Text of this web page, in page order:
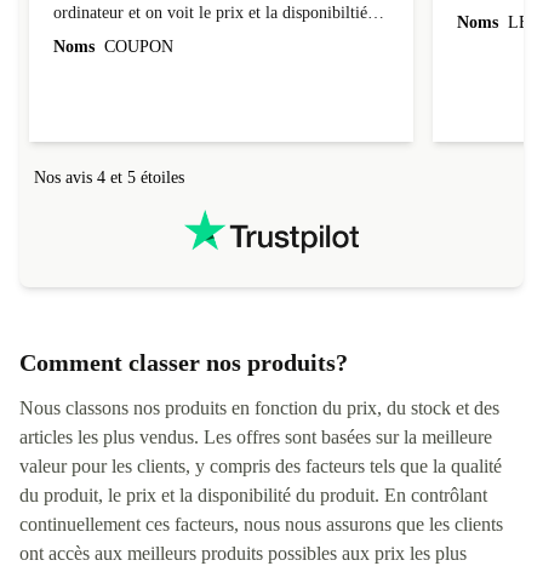
ordinateur et on voit le prix et la disponibiltié
évoluer au fil des caractéristiques choisies.
Noms COUPON
Noms LEO
Nos avis 4 et 5 étoiles
Comment classer nos produits?
Nous classons nos produits en fonction du prix, du stock et des
articles les plus vendus. Les offres sont basées sur la meilleure
valeur pour les clients, y compris des facteurs tels que la qualité
du produit, le prix et la disponibilité du produit. En contrôlant
continuellement ces facteurs, nous nous assurons que les clients
ont accès aux meilleurs produits possibles aux prix les plus